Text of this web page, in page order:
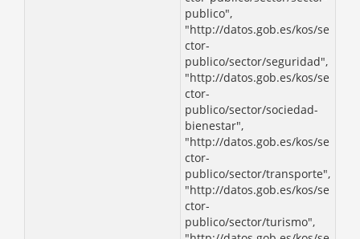
publico",
"http://datos.gob.es/kos/se
ctor-
publico/sector/seguridad",
"http://datos.gob.es/kos/se
ctor-
publico/sector/sociedad-
bienestar",
"http://datos.gob.es/kos/se
ctor-
publico/sector/transporte",
"http://datos.gob.es/kos/se
ctor-
publico/sector/turismo",